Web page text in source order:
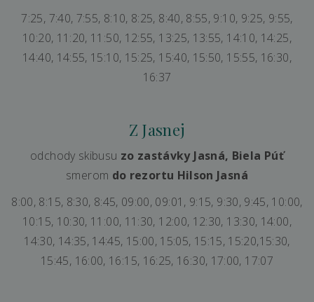
7:25, 7:40, 7:55, 8:10, 8:25, 8:40, 8:55, 9:10, 9:25, 9:55,
10:20, 11:20, 11:50, 12:55, 13:25, 13:55, 14:10, 14:25,
14:40, 14:55, 15:10, 15:25, 15:40, 15:50, 15:55, 16:30,
16:37
Z Jasnej
odchody skibusu zo zastávky Jasná, Biela Púť
smerom do rezortu Hilson Jasná
8:00, 8:15, 8:30, 8:45, 09:00, 09:01, 9:15, 9:30, 9:45, 10:00,
10:15, 10:30, 11:00, 11:30, 12:00, 12:30, 13:30, 14:00,
14:30, 14:35, 14:45, 15:00, 15:05, 15:15, 15:20,15:30,
15:45, 16:00, 16:15, 16:25, 16:30, 17:00, 17:07